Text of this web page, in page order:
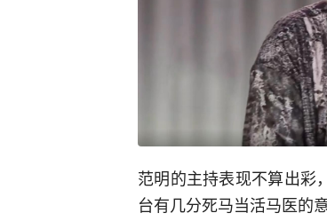
范明的主持表现不算出彩
台有几分死马当活马医的意